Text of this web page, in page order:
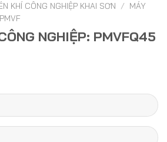
KHÍ CÔNG NGHIỆP KHAI SƠN / MÁY
NGHIỆP: PMVFQ45